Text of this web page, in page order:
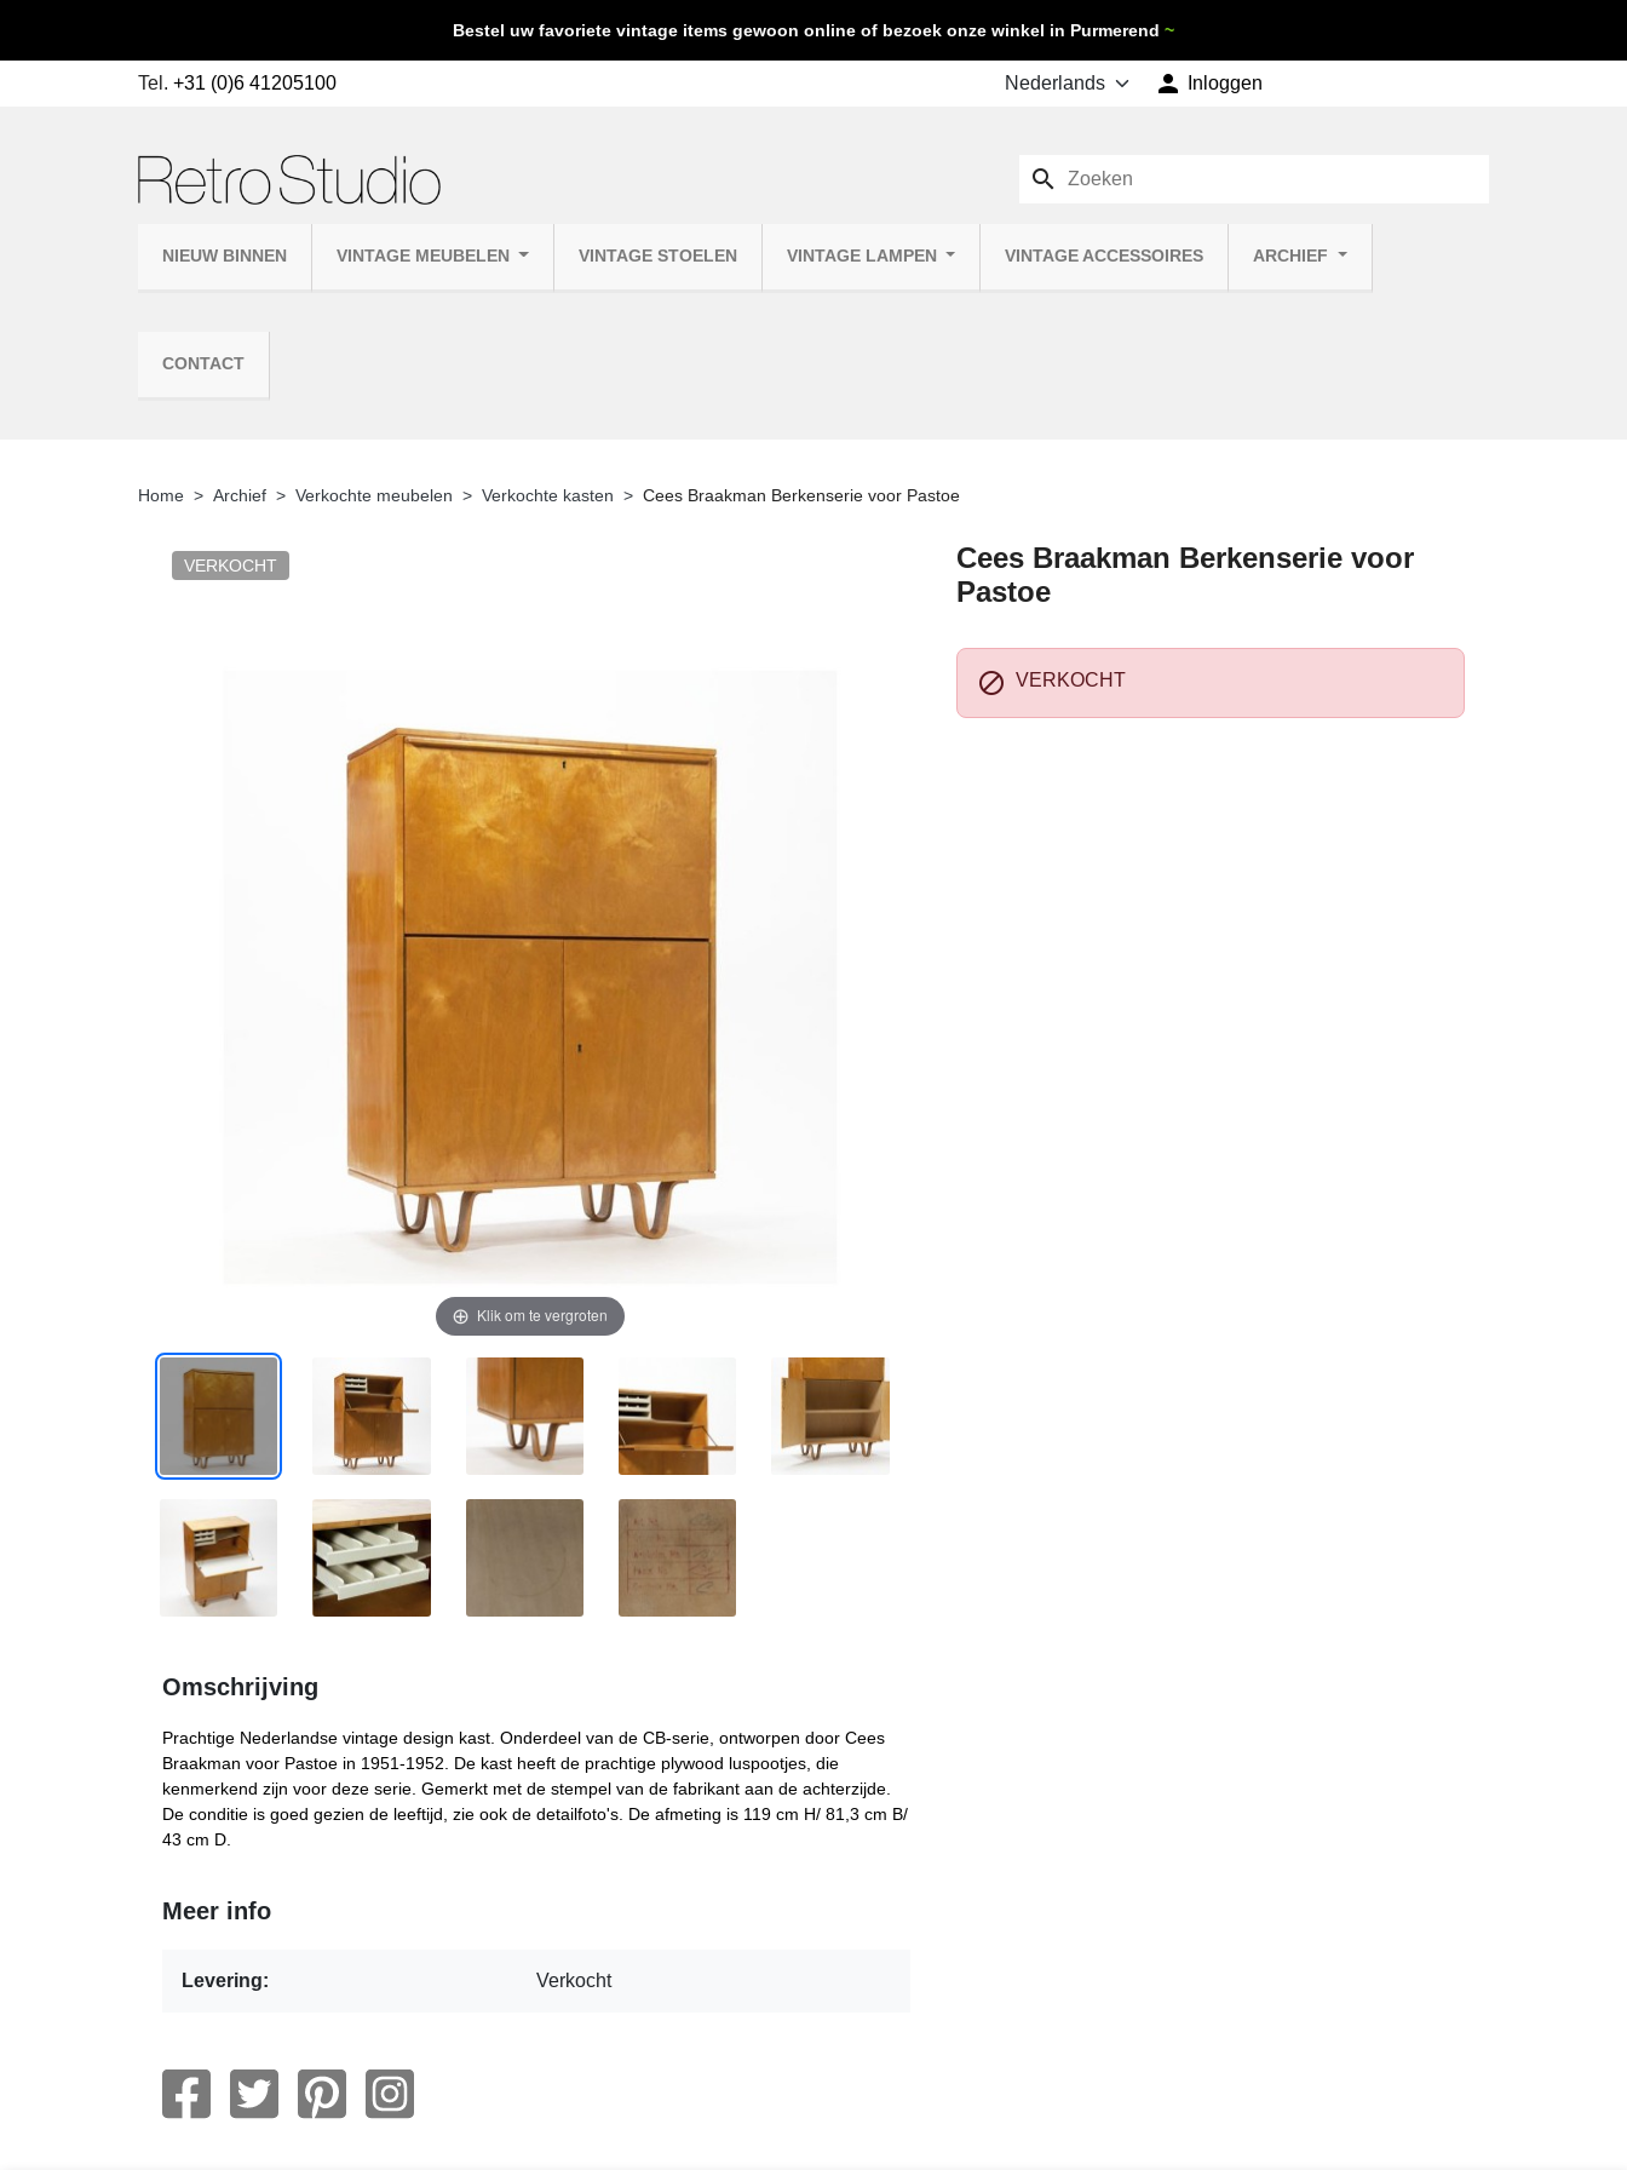
Bestel uw favoriete vintage items gewoon online of bezoek onze winkel in Purmerend ~
Tel. +31 (0)6 41205100  Inloggen
NIEUW BINNEN VINTAGE MEUBELEN VINTAGE STOELEN VINTAGE LAMPEN VINTAGE ACCESSOIRES ARCHIEF
CONTACT
search
Home Archief Verkochte meubelen Verkochte kasten Cees Braakman Berkenserie voor Pastoe
VERKOCHT
Klik om te vergroten
Cees Braakman Berkenserie voor
Pastoe
 VERKOCHT
Omschrijving
Prachtige Nederlandse vintage design kast. Onderdeel van de CB-serie, ontworpen door Cees
Braakman voor Pastoe in 1951-1952. De kast heeft de prachtige plywood luspootjes, die
kenmerkend zijn voor deze serie. Gemerkt met de stempel van de fabrikant aan de achterzijde.
De conditie is goed gezien de leeftijd, zie ook de detailfoto's. De afmeting is 119 cm H/ 81,3 cm B/
43 cm D.
Meer info
Levering: Verkocht